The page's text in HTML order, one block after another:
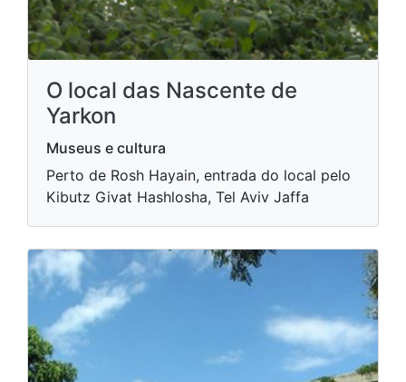
O local das Nascente de
Yarkon
Museus e cultura
Perto de Rosh Hayain, entrada do local pelo
Kibutz Givat Hashlosha, Tel Aviv Jaffa